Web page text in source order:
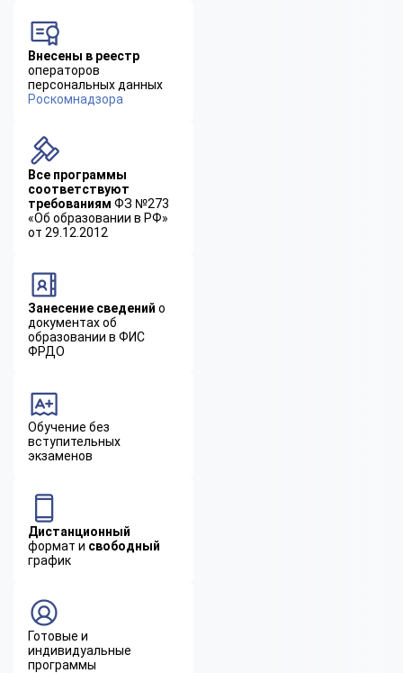
Внесены в реестр
операторов
персональных данных
Роскомнадзора
Все программы
соответствуют
требованиям ФЗ №273
«Об образовании в РФ»
от 29.12.2012
Занесение сведений о
документах об
образовании в ФИС
ФРДО
Обучение без
вступительных
экзаменов
Дистанционный
формат и свободный
график
Готовые и
индивидуальные
программы